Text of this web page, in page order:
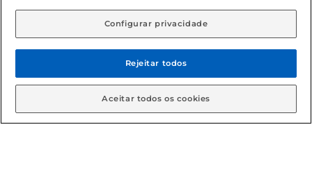
aviso prévio. O valor mínimo para as compras on-line é de
© 2026 Copyright. Todos os direitos
reservados Gbarbosa.
Configurar privacidade
Rejeitar todos
Aceitar todos os cookies